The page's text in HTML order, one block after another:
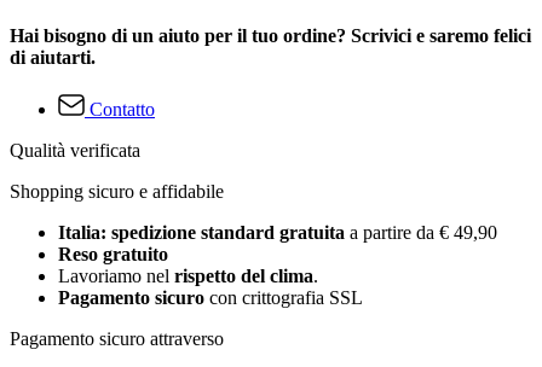
Hai bisogno di un aiuto per il tuo ordine? Scrivici e saremo felici
di aiutarti.
Contatto
Qualità verificata
Shopping sicuro e affidabile
Italia: spedizione standard gratuita a partire da € 49,90
Reso gratuito
Lavoriamo nel rispetto del clima.
Pagamento sicuro con crittografia SSL
Pagamento sicuro attraverso